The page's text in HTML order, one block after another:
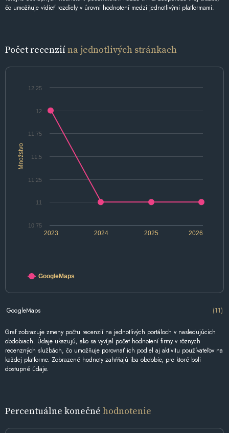
čo umožňuje vidieť rozdiely v úrovni hodnotení medzi jednotlivými platformami.
Počet recenziína jednotlivých stránkach
Množstvo
2024 2026
2023 2025
10.75
11
11.25
11.5
11.75
12
12.25
GoogleMaps
GoogleMaps (11)
Graf zobrazuje zmeny počtu recenzií na jednotlivých portáloch v nasledujúcich
obdobiach. Údaje ukazujú, ako sa vyvíjal počet hodnotení firmy v rôznych
recenzných službách, čo umožňuje porovnať ich podiel aj aktivitu používateľov na
každej platforme. Zobrazené hodnoty zahŕňajú iba obdobie, pre ktoré boli
dostupné údaje.
Percentuálne konečné hodnotenie